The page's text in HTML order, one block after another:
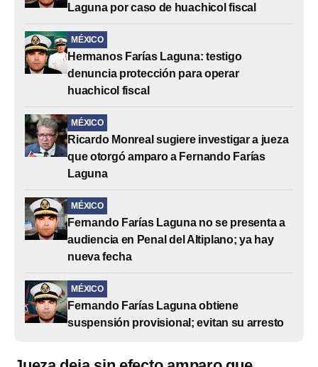
Laguna por caso de huachicol fiscal
MÉXICO
Hermanos Farías Laguna: testigo
denuncia protección para operar
huachicol fiscal
MÉXICO
Ricardo Monreal sugiere investigar a jueza
que otorgó amparo a Fernando Farías
Laguna
MÉXICO
Fernando Farías Laguna no se presenta a
audiencia en Penal del Altiplano; ya hay
nueva fecha
MÉXICO
Fernando Farías Laguna obtiene
suspensión provisional; evitan su arresto